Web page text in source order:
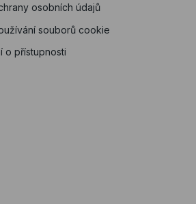
osobních údajů
souborů cookie
o přístupnosti